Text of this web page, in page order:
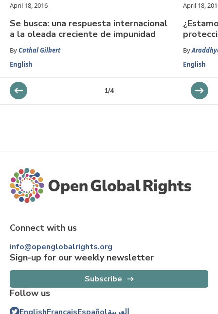
April 18, 2016
Se busca: una respuesta internacional
a la oleada creciente de impunidad
ByCathal Gilbert
English
April 18,
By
English
1/4
Connect with us
info@openglobalrights.org
Sign-up for our weekly newsletter
Subscribe
Follow us